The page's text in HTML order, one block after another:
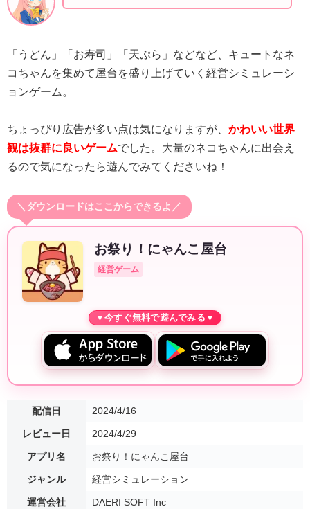
「うどん」「お寿司」「天ぷら」などなど、キュートなネ
コちゃんを集めて屋台を盛り上げていく経営シミュレーシ
ョンゲーム。
ちょっぴり広告が多い点は気になりますが、 かわいい世界
観は抜群に良いゲームでした。大量のネコちゃんに出会え
るので気になったら遊んでみてくださいね！
＼ダウンロードはここからできるよ／
お祭り！にゃんこ屋台
経営ゲーム
配信日 2024/4/16
レビュー日 2024/4/29
アプリ名 お祭り！にゃんこ屋台
ジャンル 経営シミュレーション
運営会社 DAERI SOFT Inc